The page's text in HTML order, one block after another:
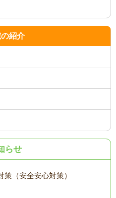
紹介
らせ
（安全安心対策）